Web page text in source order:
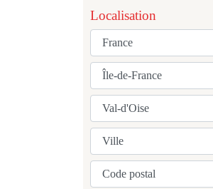
Localisation